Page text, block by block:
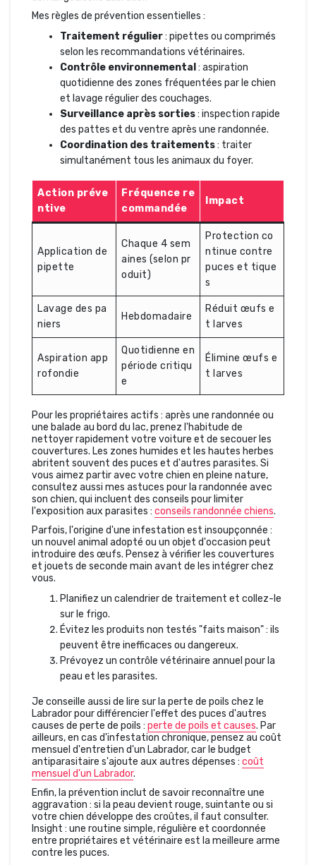
Mes règles de prévention essentielles :
Traitement régulier: pipettes ou comprimés
selon les recommandations vétérinaires.
Contrôle environnemental : aspiration
quotidienne des zones fréquentées par le chien
et lavage régulier des couchages.
Surveillance après sorties: inspection rapide
des pattes et du ventre après une randonnée.
Coordination des traitements: traiter
simultanément tous les animaux du foyer.
Action préve
ntive
Fréquence re
commandée
Impact
Application de
pipette
Chaque 4 sem
aines (selon pr
oduit)
Protection co
ntinue contre
puces et tique
s
Lavage des pa
niers
Hebdomadaire
Réduit œufs e
t larves
Aspiration app
rofondie
Quotidienne en
période critiqu
e
Élimine œufs e
t larves
Pour les propriétaires actifs : après une randonnée ou
une balade au bord du lac, prenez l'habitude de
nettoyer rapidement votre voiture et de secouer les
couvertures. Les zones humides et les hautes herbes
abritent souvent des puces et d'autres parasites. Si
vous aimez partir avec votre chien en pleine nature,
consultez aussi mes astuces pour la randonnée avec
son chien, qui incluent des conseils pour limiter
l'exposition aux parasites : conseils randonnée chiens.
Parfois, l'origine d'une infestation est insoupçonnée :
un nouvel animal adopté ou un objet d'occasion peut
introduire des œufs. Pensez à vérifier les couvertures
et jouets de seconde main avant de les intégrer chez
vous.
Planifiez un calendrier de traitement et collez-le
sur le frigo.
Évitez les produits non testés "faits maison" : ils
peuvent être inefficaces ou dangereux.
Prévoyez un contrôle vétérinaire annuel pour la
peau et les parasites.
Je conseille aussi de lire sur la perte de poils chez le
Labrador pour différencier l'effet des puces d'autres
causes de perte de poils : perte de poils et causes. Par
ailleurs, en cas d'infestation chronique, pensez au coût
mensuel d'entretien d'un Labrador, car le budget
antiparasitaire s'ajoute aux autres dépenses : coût
mensuel d'un Labrador.
Enfin, la prévention inclut de savoir reconnaître une
aggravation : si la peau devient rouge, suintante ou si
votre chien développe des croûtes, il faut consulter.
Insight : une routine simple, régulière et coordonnée
entre propriétaires et vétérinaire est la meilleure arme
contre les puces.